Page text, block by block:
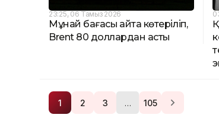
23:25, 06 Тамыз 2026
Мұнай бағасы қайта көтеріліп,
Brent 80 доллардан асты
1 2 3 … 105